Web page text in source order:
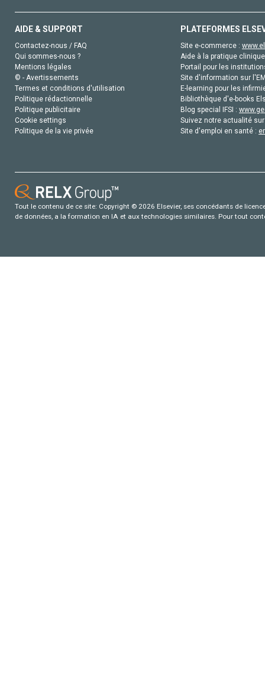
AIDE & SUPPORT
Contactez-nous / FAQ
Qui sommes-nous ?
Mentions légales
© - Avertissements
Termes et conditions d'utilisation
Politique rédactionnelle
Politique publicitaire
Cookie settings
Politique de la vie privée
PLATEFORMES
Site e-commerce :
Aide à la pratique
Portail pour les
Site d'information sur
E-learning pour les
Bibliothèque d'e-books
Blog special IFSI :
Suivez notre actualité
Site d'emploi en santé :
Tout le contenu de ce site: Copyright © 2026 Elsevier, ses concédants de
de données, a la formation en IA et aux technologies similaires. Pour tout